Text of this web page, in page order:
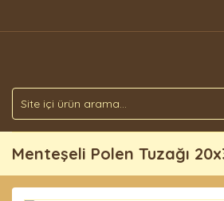
Menteşeli Polen Tuzağı